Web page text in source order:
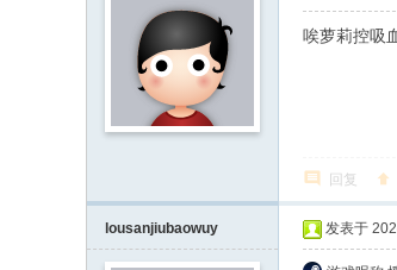
唉萝莉控吸
回复
lousanjiubaowuy 发表于